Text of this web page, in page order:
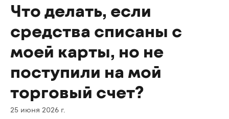
Что делать, если
средства списаны с
моей карты, но не
поступили на мой
торговый счет?
25 июня 2026 г.